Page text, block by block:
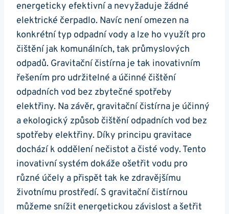
energeticky efektivní a nevyžaduje žádné
elektrické čerpadlo. Navíc není omezen na
konkrétní typ odpadní vody a lze ho využít pro
čištění jak komunálních, tak průmyslových
odpadů. Gravitační čistírna je tak inovativním
řešením pro udržitelné a účinné čištění
odpadních vod bez zbytečné spotřeby
elektřiny. Na závěr, gravitační čistírna je účinný
a ekologický způsob čištění odpadních vod bez
spotřeby elektřiny. Díky principu gravitace
dochází k oddělení nečistot a čisté vody. Tento
inovativní systém dokáže ošetřit vodu pro
různé účely a přispět tak ke zdravějšímu
životnímu prostředí. S gravitační čistírnou
můžeme snížit energetickou závislost a šetřit